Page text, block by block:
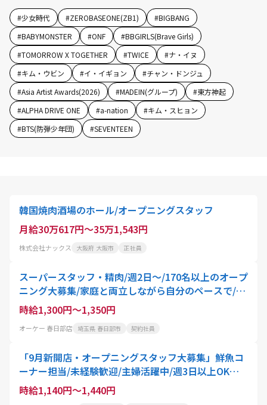
#少女時代 #ZEROBASEONE(ZB1) #BIGBANG
#BABYMONSTER #ONF #BBGIRLS(Brave Girls)
#TOMORROW X TOGETHER #TWICE #ナ・イヌ
#キム・ウビン #イ・イギョン #チャン・ドンジュ
#Asia Artist Awards(2026) #MADEIN(グループ) #東方神起
#ALPHA DRIVE ONE #a-nation #キム・スヒョン
#BTS(防弾少年団) #SEVENTEEN
韓国焼肉酒場のホール/オープニングスタッフ
月給30万617円～35万1,543円
株式会社ナックス 大阪府 大阪市 正社員
スーパースタッフ・精肉/週2日～/170名以上のオープ
ニング大募集/家庭と両立しながら自分のペースで/主
婦・主夫歓迎/8月下旬open
時給1,300円～1,350円
オーケー 春日部店 埼玉県 春日部市 契約社員
「9月新開店・オープニングスタッフ大募集」鮮魚コ
ーナー担当/未経験歓迎/主婦活躍中/週3日以上OK・
高時給
時給1,140円～1,440円